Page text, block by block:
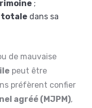
;
totale dans sa
de mauvaise
peut être
préfèrent confier
agréé (MJPM),